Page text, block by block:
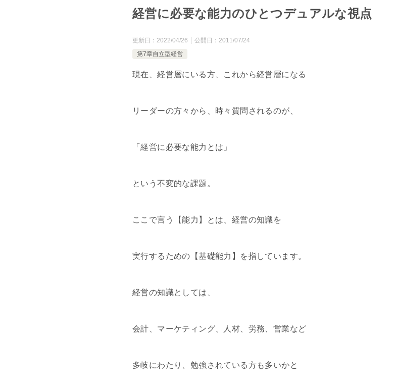
経営に必要な能力のひとつデュアルな視点
更新日： 2022/04/26 公開日： 2011/07/24
第7章自立型経営
現在、経営層にいる方、これから経営層になる
リーダーの方々から、時々質問されるのが、
「経営に必要な能力とは」
という不変的な課題。
ここで言う【能力】とは、経営の知識を
実行するための【基礎能力】を指しています。
経営の知識としては、
会計、マーケティング、人材、労務、営業など
多岐にわたり、勉強されている方も多いかと